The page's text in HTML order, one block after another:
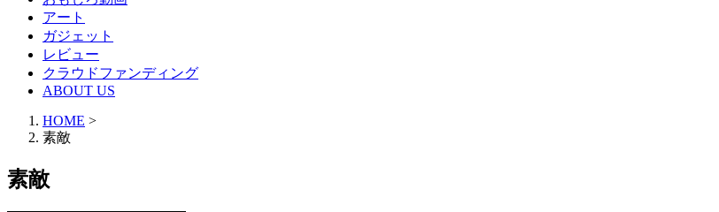
アート
ガジェット
レビュー
クラウドファンディング
ABOUT US
HOME >
素敵
素敵